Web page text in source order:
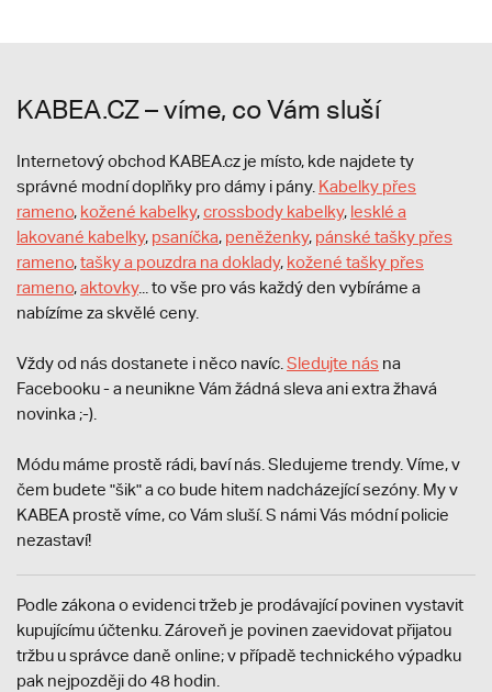
KABEA.CZ – víme, co Vám sluší
Internetový obchod KABEA.cz je místo, kde najdete ty
správné modní doplňky pro dámy i pány. Kabelky přes
rameno, kožené kabelky,crossbody kabelky, lesklé a
lakované kabelky, psaníčka, peněženky, pánské tašky přes
rameno,tašky a pouzdra na doklady, kožené tašky přes
rameno,aktovky... to vše pro vás každý den vybíráme a
nabízíme za skvělé ceny.
Vždy od nás dostanete i něco navíc. Sledujte nás na
Facebooku - a neunikne Vám žádná sleva ani extra žhavá
novinka ;-).
Módu máme prostě rádi, baví nás. Sledujeme trendy. Víme, v
čem budete "šik" a co bude hitem nadcházející sezóny. My v
KABEA prostě víme, co Vám sluší. S námi Vás módní policie
nezastaví!
Podle zákona o evidenci tržeb je prodávající povinen vystavit
kupujícímu účtenku. Zároveň je povinen zaevidovat přijatou
tržbu u správce daně online; v případě technického výpadku
pak nejpozději do 48 hodin.